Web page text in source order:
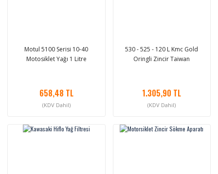
Motul 5100 Serisi 10-40
Motosiklet Yağı 1 Litre
658,48 TL
(KDV Dahil)
530 - 525 - 120 L Kmc Gold
Oringli Zincir Taiwan
1.305,90 TL
(KDV Dahil)